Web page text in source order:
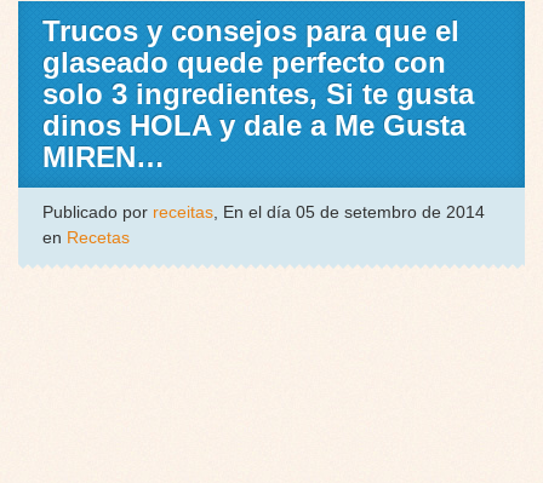
Trucos y consejos para que el
glaseado quede perfecto con
solo 3 ingredientes, Si te gusta
dinos HOLA y dale a Me Gusta
MIREN…
Publicado por receitas, En el día 05 de setembro de 2014
en Recetas